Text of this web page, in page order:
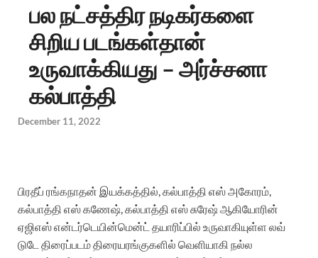
பல நட்சத்திர நடிகர்களை
சிறிய படங்கள்தான்
உருவாக்கியது – அர்ச்சனா
கல்பாத்தி
December 11, 2022
பிரதீப் ரங்கநாதன் இயக்கத்தில் கல்பாத்தி எஸ்அகோரம்
கல்பாத்தி எஸ்கணேஷ் கல்பாத்தி எஸ்சுரேஷ் ஆகியோரின்
ஏஜிஎஸ்என்டர்டெயின்மென்ட் தயாரிப்பில் உருவாகியுள்ள லவ்
டுடே திரைப்படம்திரையரங்குகளில் வெளியாகி நல்ல